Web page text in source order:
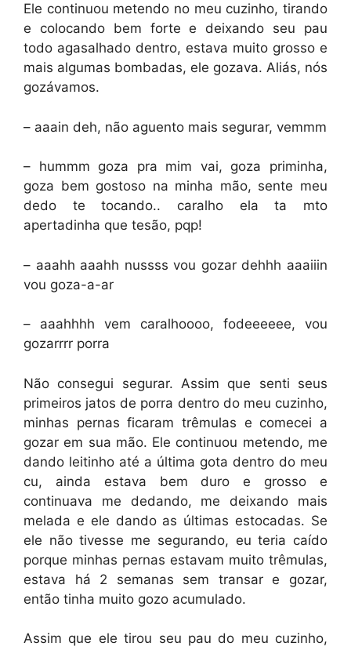
Ele continuou metendo no meu cuzinho, tirando
e colocando bem forte e deixando seu pau
todo agasalhado dentro, estava muito grosso e
mais algumas bombadas, ele gozava. Aliás, nós
gozávamos.
– aaain deh, não aguento mais segurar, vemmm
– hummm goza pra mim vai, goza priminha,
goza bem gostoso na minha mão, sente meu
dedo te tocando.. caralho ela ta mto
apertadinha que tesão, pqp!
– aaahh aaahh nussss vou gozar dehhh aaaiiin
vou goza-a-ar
– aaahhhh vem caralhoooo, fodeeeeee, vou
gozarrrr porra
Não consegui segurar. Assim que senti seus
primeiros jatos de porra dentro do meu cuzinho,
minhas pernas ficaram trêmulas e comecei a
gozar em sua mão. Ele continuou metendo, me
dando leitinho até a última gota dentro do meu
cu, ainda estava bem duro e grosso e
continuava me dedando, me deixando mais
melada e ele dando as últimas estocadas. Se
ele não tivesse me segurando, eu teria caído
porque minhas pernas estavam muito trêmulas,
estava há 2 semanas sem transar e gozar,
então tinha muito gozo acumulado.
Assim que ele tirou seu pau do meu cuzinho,